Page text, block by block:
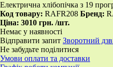
Електрична хлібопічка з 19
Код товару: RAFR208 Бренд:
Ціна: 3010 грн. /шт.
Немає у наявності
Відправити запит Зворотний
Не забудьте поділитися
Умови оплати та доставки